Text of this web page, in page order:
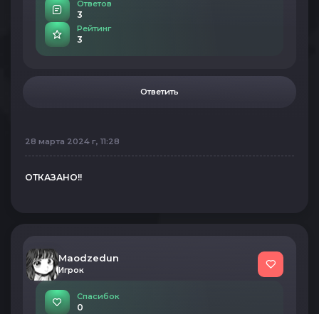
Ответов
3
Рейтинг
3
Ответить
28 марта 2024 г, 11:28
ОТКАЗАНО!!
Maodzedun
Игрок
Спасибок
0